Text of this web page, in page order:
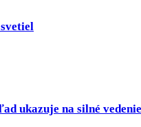
ukazuje na silné